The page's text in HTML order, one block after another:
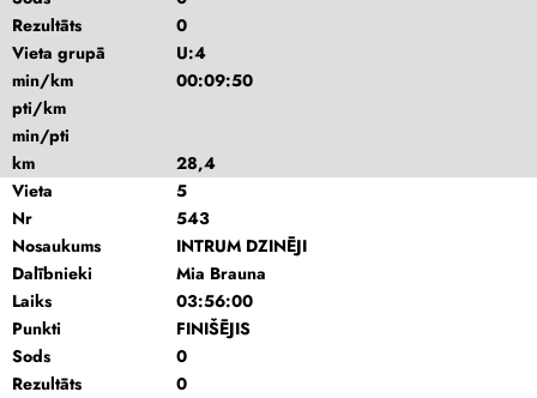
Rezultāts
0
Vieta grupā
U:4
min/km
00:09:50
pti/km
min/pti
km
28,4
Vieta
5
Nr
543
Nosaukums
INTRUM DZINĒJI
Dalībnieki
Mia Brauna
Laiks
03:56:00
Punkti
FINIŠĒJIS
Sods
0
Rezultāts
0